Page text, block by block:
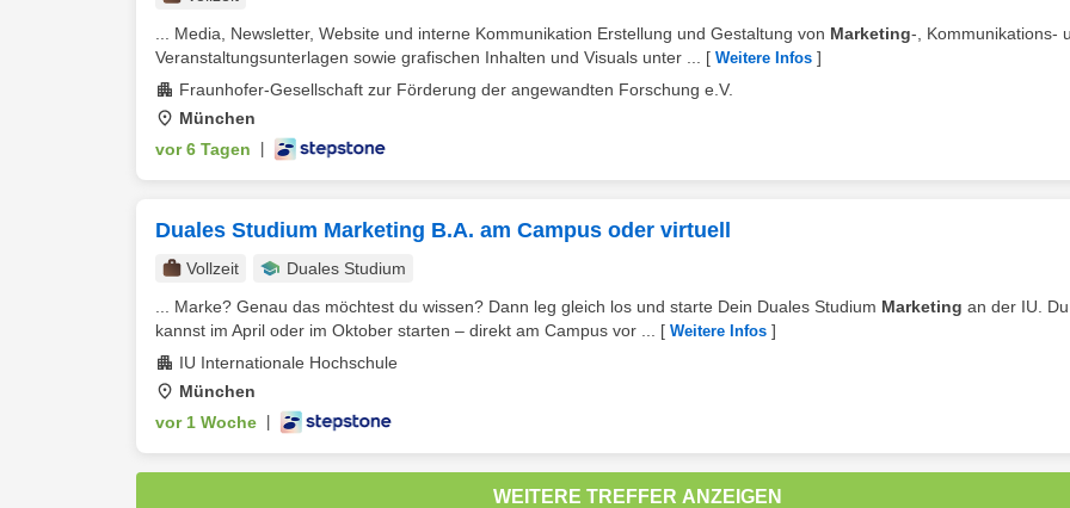
... Media, Newsletter, Website und interne Kommunikation Erstellung und Gestaltung von Marketing-, Kommunikations-
Veranstaltungsunterlagen sowie grafischen Inhalten und Visuals unter ...
[ Weitere Infos ]
Fraunhofer-Gesellschaft zur Förderung der angewandten Forschung e.V.
München
vor 6 Tagen
Duales Studium Marketing B.A. am Campus oder virtuell
Vollzeit
Duales Studium
... Marke? Genau das möchtest du wissen? Dann leg gleich los und starte Dein Duales Studium Marketing an der IU. Du
kannst im April oder im Oktober starten – direkt am Campus vor ...
[ Weitere Infos ]
IU Internationale Hochschule
München
vor 1 Woche
WEITERE TREFFER ANZEIGEN